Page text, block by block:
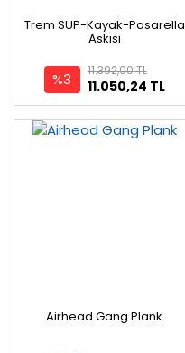
Trem SUP-Kayak-Pasarella
Askısı
%3 11.050,24 TL
11.392,00 TL
Airhead Gang Plank